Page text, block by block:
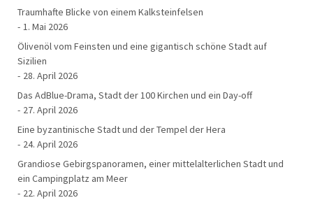
Traumhafte Blicke von einem Kalksteinfelsen
1. Mai 2026
Ölivenöl vom Feinsten und eine gigantisch schöne Stadt auf
Sizilien
28. April 2026
Das AdBlue-Drama, Stadt der 100 Kirchen und ein Day-off
27. April 2026
Eine byzantinische Stadt und der Tempel der Hera
24. April 2026
Grandiose Gebirgspanoramen, einer mittelalterlichen Stadt und
ein Campingplatz am Meer
22. April 2026